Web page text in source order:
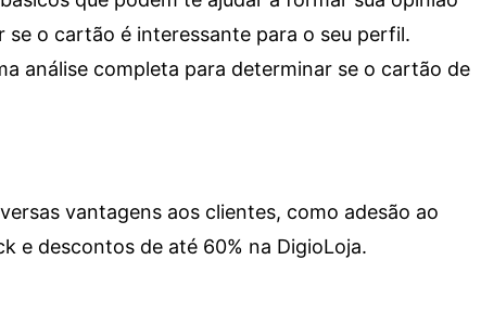
o cartão é interessante para o seu perfil.
análise completa para determinar se o cartão de
vantagens aos clientes, como adesão ao
e descontos de até 60% na DigioLoja.